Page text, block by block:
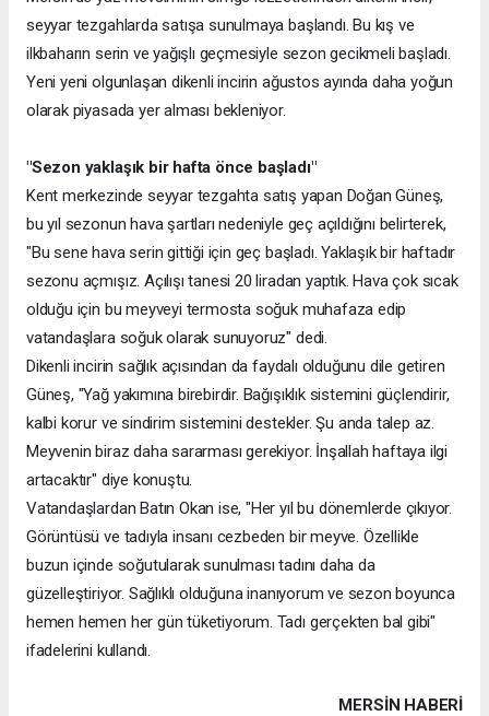
seyyar tezgahlarda satışa sunulmaya başlandı. Bu kış ve
ilkbaharın serin ve yağışlı geçmesiyle sezon gecikmeli başladı.
Yeni yeni olgunlaşan dikenli incirin ağustos ayında daha yoğun
olarak piyasada yer alması bekleniyor.
"Sezon yaklaşık bir hafta önce başladı"
Kent merkezinde seyyar tezgahta satış yapan Doğan Güneş,
bu yıl sezonun hava şartları nedeniyle geç açıldığını belirterek,
"Bu sene hava serin gittiği için geç başladı. Yaklaşık bir haftadır
sezonu açmışız. Açılışı tanesi 20 liradan yaptık. Hava çok sıcak
olduğu için bu meyveyi termosta soğuk muhafaza edip
vatandaşlara soğuk olarak sunuyoruz" dedi.
Dikenli incirin sağlık açısından da faydalı olduğunu dile getiren
Güneş, "Yağ yakımına birebirdir. Bağışıklık sistemini güçlendirir,
kalbi korur ve sindirim sistemini destekler. Şu anda talep az.
Meyvenin biraz daha sararması gerekiyor. İnşallah haftaya ilgi
artacaktır" diye konuştu.
Vatandaşlardan Batın Okan ise, "Her yıl bu dönemlerde çıkıyor.
Görüntüsü ve tadıyla insanı cezbeden bir meyve. Özellikle
buzun içinde soğutularak sunulması tadını daha da
güzelleştiriyor. Sağlıklı olduğuna inanıyorum ve sezon boyunca
hemen hemen her gün tüketiyorum. Tadı gerçekten bal gibi"
ifadelerini kullandı.
MERSIN HABERİ